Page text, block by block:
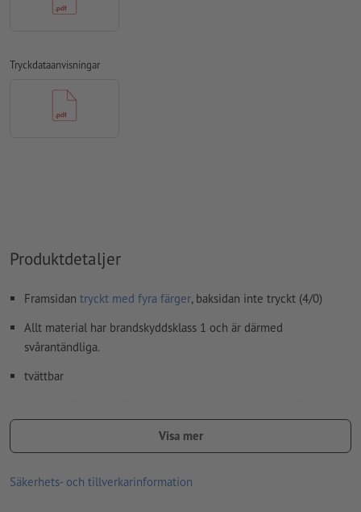
övertrycksinställningar
Innehåll frånformulärfält
Hur skapar jag utskriftsdata korrekt?
Tryckdataanvisningar
Produktdetaljer
Framsidan tryckt med fyra färger, baksidan inte tryckt (4/0)
Allt material har brandskyddsklass 1 och är därmed
svårantändliga.
tvättbar
montering (avståndet mellan öljetterna är ca. 50 cm).
Öglor bearbetas enligt läsriktningen
Tilläggsartikel som tillval: Spännsats
Visa mer
Säkerhets- och tillverkarinformation